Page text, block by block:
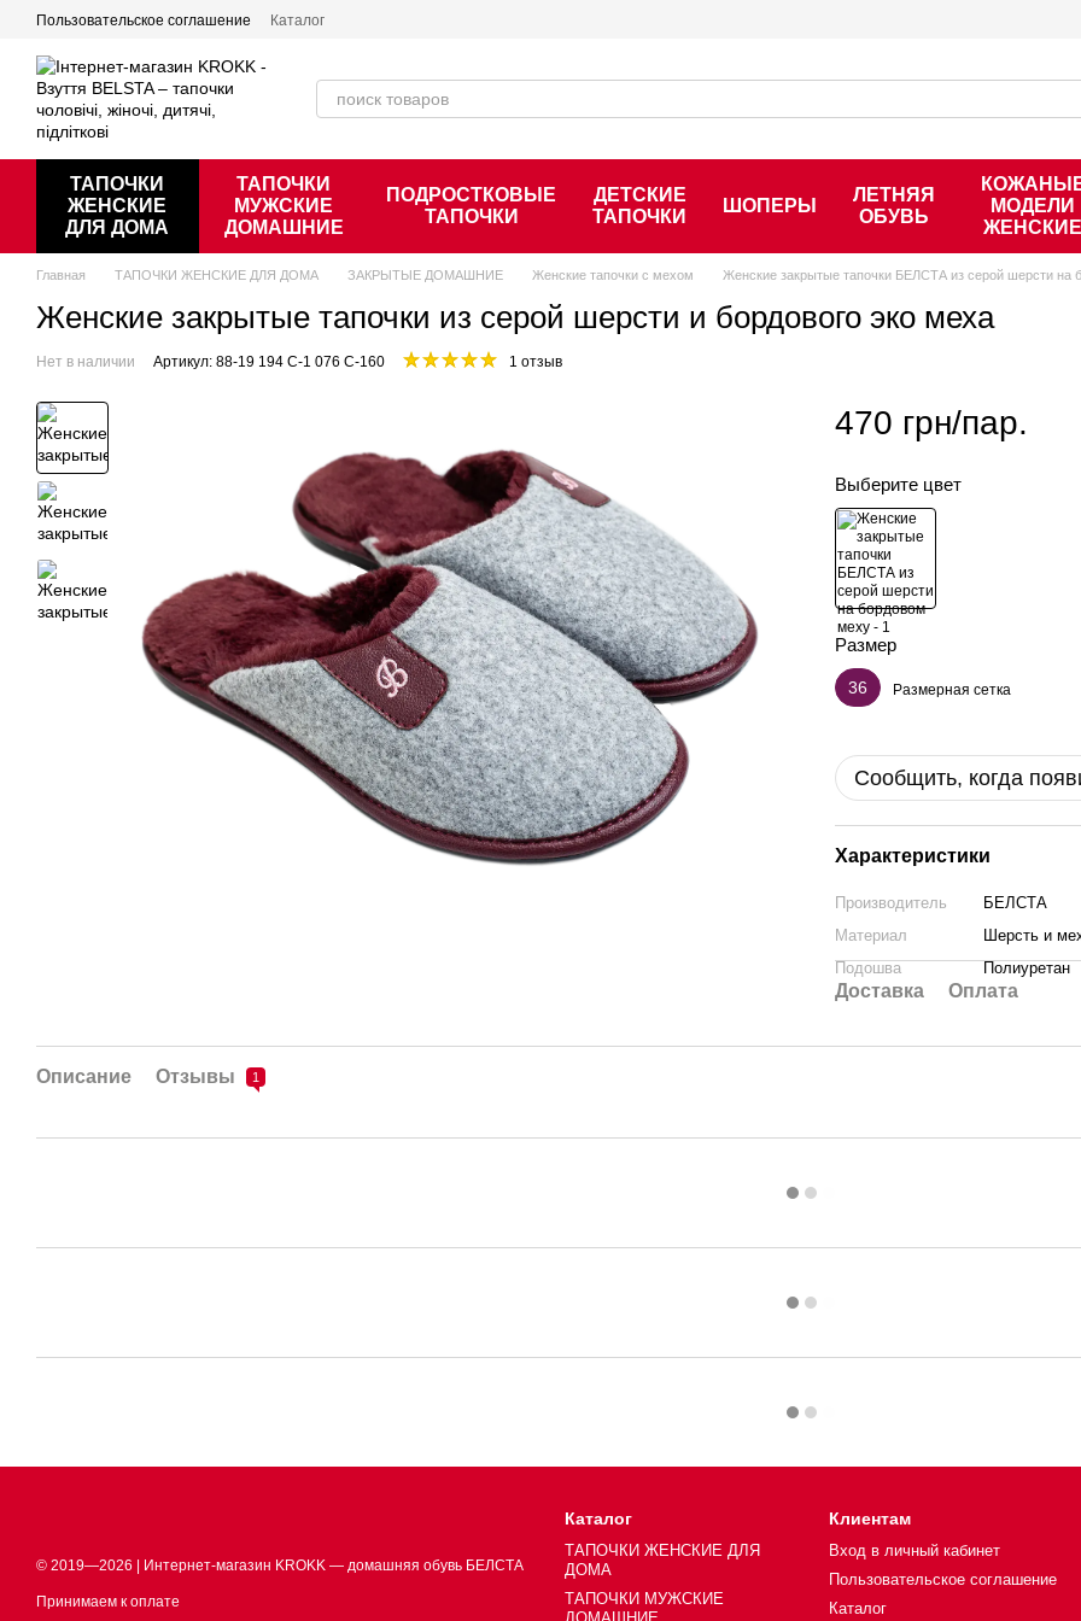
Перейти к основному контенту
Пользовательское соглашение Каталог
ТАПОЧКИ
ЖЕНСКИЕ
ДЛЯ ДОМА
ТАПОЧКИ
МУЖСКИЕ
ДОМАШНИЕ
ПОДРОСТКОВЫЕ
ТАПОЧКИ
ДЕТСКИЕ
ТАПОЧКИ
ШОПЕРЫ
ЛЕТНЯЯ
ОБУВЬ
МОДЕЛИ
ЖЕНСКИЕ
Главная ТАПОЧКИ ЖЕНСКИЕ ДЛЯ ДОМА ЗАКРЫТЫЕ ДОМАШНИЕ Женские тапочки с мехом Женские закрытые тапочки БЕЛСТА из серой шерсти на
Женские закрытые тапочки из серой шерсти и бордового эко меха
Нет в наличии Артикул: 88-19 194 С-1 076 С-160 1 отзыв
470 грн/пар.
Выберите цвет
Размер
36 Размерная сетка
Сообщить, когда
Характеристики
Производитель
БЕЛСТА
Материал
Шерсть и
Подошва
Полиуретан
Доставка Оплата
Описание Отзывы 1
© 2019—2026 | Интернет-магазин KROKK — домашняя обувь БЕЛСТА
Принимаем к оплате
Каталог
ТАПОЧКИ ЖЕНСКИЕ ДЛЯ
ДОМА
ТАПОЧКИ МУЖСКИЕ
Клиентам
Вход в личный кабинет
Пользовательское соглашение
Каталог